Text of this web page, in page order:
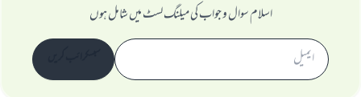
اسلام سوال و جواب کی میلنگ لسٹ میں شامل ہوں